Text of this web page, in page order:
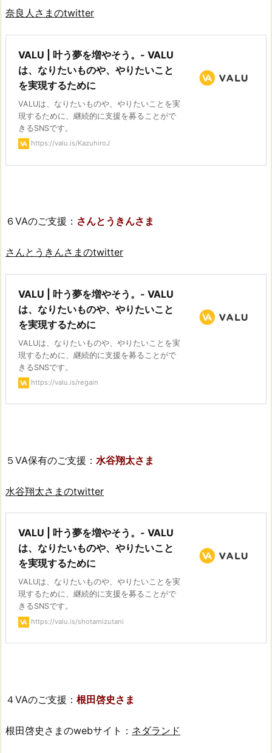
奈良人さまのtwitter
VALU | 叶う夢を増やそう。- VALU
は、なりたいものや、やりたいこと
を実現するために
VALUは、なりたいものや、やりたいことを実
現するために、継続的に支援を募ることがで
きるSNSです。
https://valu.is/KazuhiroJ
６VAのご支援： さんとうきんさま
さんとうきんさまのtwitter
VALU | 叶う夢を増やそう。- VALU
は、なりたいものや、やりたいこと
を実現するために
VALUは、なりたいものや、やりたいことを実
現するために、継続的に支援を募ることがで
きるSNSです。
https://valu.is/regain
５VA保有のご支援： 水谷翔太さま
水谷翔太さまのtwitter
VALU | 叶う夢を増やそう。- VALU
は、なりたいものや、やりたいこと
を実現するために
VALUは、なりたいものや、やりたいことを実
現するために、継続的に支援を募ることがで
きるSNSです。
https://valu.is/shotamizutani
４VAのご支援： 根田啓史さま
根田啓史さまのwebサイト： ネダランド